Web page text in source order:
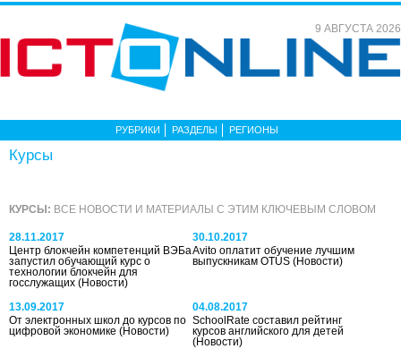
9 АВГУСТА 2026
РУБРИКИ РАЗДЕЛЫ РЕГИОНЫ
Курсы
КУРСЫ: ВСЕ НОВОСТИ И МАТЕРИАЛЫ С ЭТИМ КЛЮЧЕВЫМ СЛОВОМ
28.11.2017
Центр блокчейн компетенций ВЭБа
запустил обучающий курс о
технологии блокчейн для
госслужащих (Новости)
30.10.2017
Avito оплатит обучение лучшим
выпускникам OTUS(Новости)
13.09.2017
От электронных школ до курсов по
цифровой экономике (Новости)
04.08.2017
SchoolRate составил рейтинг
курсов английского для детей
(Новости)